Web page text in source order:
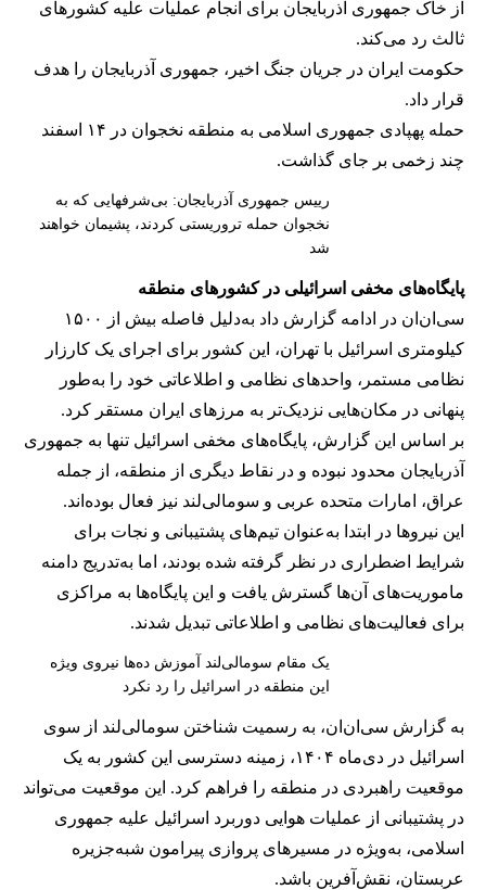
از خاک جمهوری آذربایجان برای انجام عملیات علیه کشورهای
ثالث رد می‌کند.
حکومت ایران در جریان جنگ اخیر، جمهوری آذربایجان را هدف
قرار داد.
حمله پهپادی جمهوری اسلامی به منطقه نخجوان در ۱۴ اسفند
چند زخمی بر جای گذاشت.
رییس جمهوری آذربایجان: بی‌شرفهایی که به
نخجوان حمله تروریستی کردند، پشیمان خواهند
شد
پایگاه‌های مخفی اسرائیلی در کشورهای منطقه
سی‌ان‌ان در ادامه گزارش داد به‌دلیل فاصله بیش از ۱۵۰۰
کیلومتری اسرائیل با تهران، این کشور برای اجرای یک کارزار
نظامی مستمر، واحدهای نظامی و اطلاعاتی خود را به‌طور
پنهانی در مکان‌هایی نزدیک‌تر به مرزهای ایران مستقر کرد.
بر اساس این گزارش، پایگاه‌های مخفی اسرائیل تنها به جمهوری
آذربایجان محدود نبوده و در نقاط دیگری از منطقه، از جمله
عراق، امارات متحده عربی و سومالی‌لند نیز فعال بوده‌اند.
این نیروها در ابتدا به‌عنوان تیم‌های پشتیبانی و نجات برای
شرایط اضطراری در نظر گرفته شده بودند، اما به‌‌تدریج دامنه
ماموریت‌های آن‌ها گسترش یافت و این پایگاه‌ها به مراکزی
برای فعالیت‌های نظامی و اطلاعاتی تبدیل شدند.
یک مقام سومالی‌لند آموزش ده‌ها نیروی ویژه
این منطقه در اسرائیل را رد نکرد
به گزارش سی‌ان‌ان، به رسمیت شناختن سومالی‌لند از سوی
اسرائیل در دی‌ماه ۱۴۰۴، زمینه دسترسی این کشور به یک
موقعیت راهبردی در منطقه را فراهم کرد. این موقعیت می‌تواند
در پشتیبانی از عملیات هوایی دوربرد اسرائیل علیه جمهوری
اسلامی، به‌ویژه در مسیرهای پروازی پیرامون شبه‌جزیره
عربستان، نقش‌آفرین باشد.